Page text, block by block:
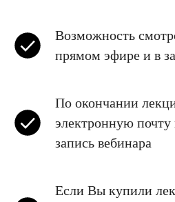
Возможность
прямом эфире и в
По окончании
электронную почту
запись вебинара
Если Вы купили